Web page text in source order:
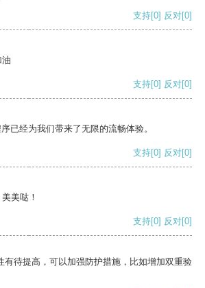
支持[0] 反对[0]
支持[0] 反对[0]
已经为我们带来了无限的流畅体验。
支持[0] 反对[0]
美哒！
支持[0] 反对[0]
有待提高，可以加强防护措施，比如增加双重验